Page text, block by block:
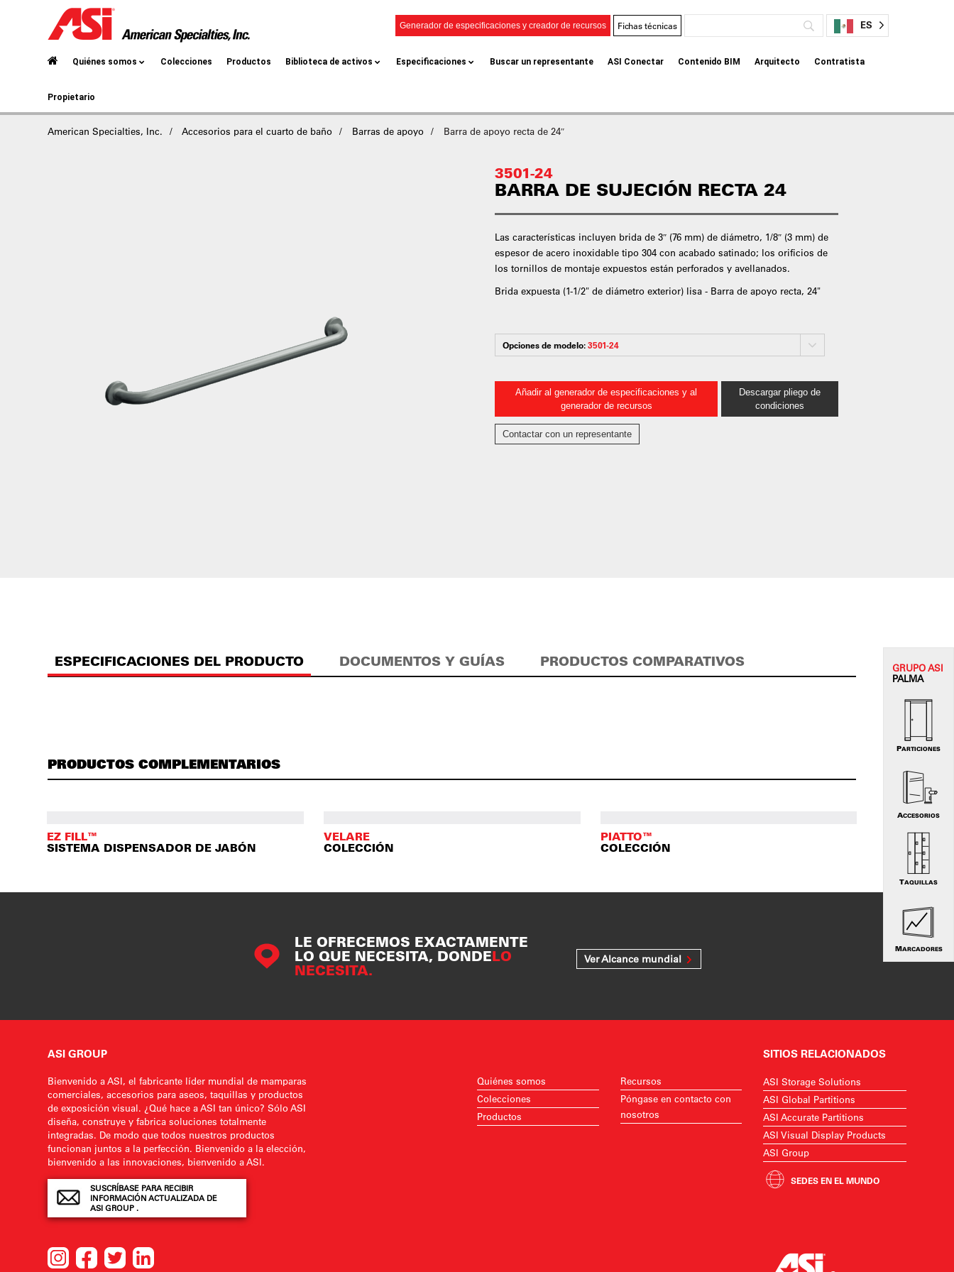
Generador de especificaciones y creador de recursos Fichas técnicas ES
Quiénes somos Colecciones Productos Biblioteca de activos Especificaciones Buscar un representante ASI Conectar Contenido BIM Arquitecto Contratista
Propietario
American Specialties, Inc. Accesorios para el cuarto de baño Barras de apoyo Barra de apoyo recta de 24″
3501-24
BARRA DE SUJECIÓN RECTA 24
Las características incluyen brida de 3″ (76 mm) de diámetro, 1/8″ (3 mm) de
espesor de acero inoxidable tipo 304 con acabado satinado; los orificios de
los tornillos de montaje expuestos están perforados y avellanados.
Brida expuesta (1-1/2" de diámetro exterior) lisa - Barra de apoyo recta, 24"
Opciones de modelo:3501-24
Añadir al generador de especificaciones y al
generador de recursos
Descargar pliego de
condiciones
Contactar con un representante
ESPECIFICACIONES DEL PRODUCTO DOCUMENTOS Y GUÍAS PRODUCTOS COMPARATIVOS
PRODUCTOS COMPLEMENTARIOS
EZ FILL™
SISTEMA DISPENSADOR DE JABÓN
VELARE
COLECCIÓN
PIATTO™
COLECCIÓN
LE OFRECEMOS EXACTAMENTE
LO QUE NECESITA, DONDELO
NECESITA.
Ver Alcance mundial
GRUPOASI
PALMA
PARTICIONES
ACCESORIOS
TAQUILLAS
MARCADORES
ASI GROUP
Bienvenido a ASI, el fabricante líder mundial de mamparas
comerciales, accesorios para aseos, taquillas y productos
de exposición visual. ¿Qué hace a ASI tan único? Sólo ASI
diseña, construye y fabrica soluciones totalmente
integradas. De modo que todos nuestros productos
funcionan juntos a la perfección. Bienvenido a la elección,
bienvenido a las innovaciones, bienvenido a ASI.
SUSCRÍBASE PARA RECIBIR
INFORMACIÓN ACTUALIZADA DE
ASI GROUP .
Quiénes somos
Colecciones
Productos
Recursos
Póngase en contacto con
nosotros
SITIOS RELACIONADOS
ASI Storage Solutions
ASI Global Partitions
ASI Accurate Partitions
ASI Visual Display Products
ASI Group
SEDES EN EL MUNDO